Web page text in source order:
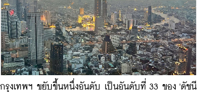
กรุงเทพฯ ขยับขึ้นหนึ่งอันดับ เป็นอันดับที่ 33 ของ 'ดัชนี